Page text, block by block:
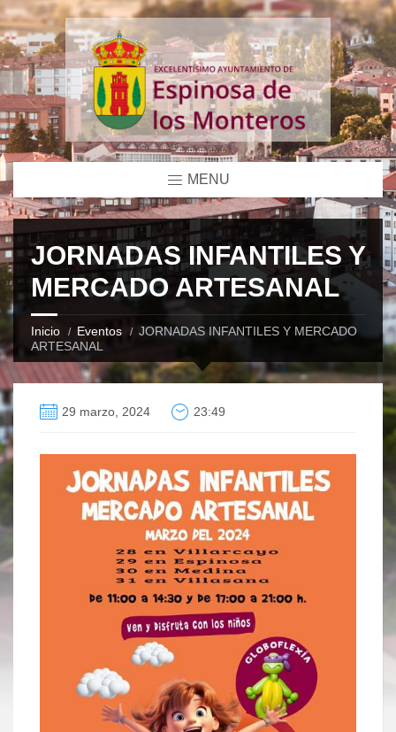
MENU
JORNADAS INFANTILES Y
MERCADO ARTESANAL
Inicio Eventos
JORNADAS INFANTILES Y MERCADO
ARTESANAL
29 marzo, 2024 23:49